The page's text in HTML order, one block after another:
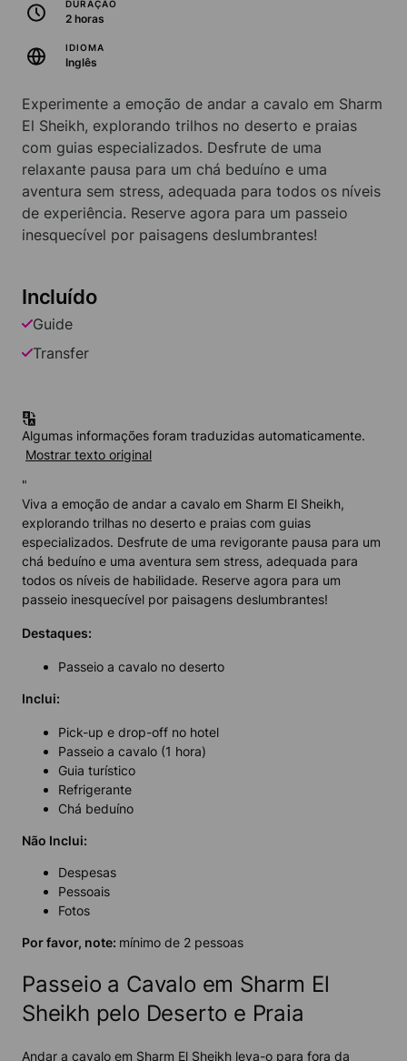
DURAÇÃO
2 horas
IDIOMA
Inglês
Experimente a emoção de andar a cavalo em Sharm
El Sheikh, explorando trilhos no deserto e praias
com guias especializados. Desfrute de uma
relaxante pausa para um chá beduíno e uma
aventura sem stress, adequada para todos os níveis
de experiência. Reserve agora para um passeio
inesquecível por paisagens deslumbrantes!
Incluído
Guide
Transfer
Algumas informações foram traduzidas automaticamente.
Mostrar texto original
"
Viva a emoção de andar a cavalo em Sharm El Sheikh,
explorando trilhas no deserto e praias com guias
especializados. Desfrute de uma revigorante pausa para um
chá beduíno e uma aventura sem stress, adequada para
todos os níveis de habilidade. Reserve agora para um
passeio inesquecível por paisagens deslumbrantes!
Destaques:
Passeio a cavalo no deserto
Inclui:
Pick-up e drop-off no hotel
Passeio a cavalo (1 hora)
Guia turístico
Refrigerante
Chá beduíno
Não Inclui:
Despesas
Pessoais
Fotos
Por favor, note: mínimo de 2 pessoas
Passeio a Cavalo em Sharm El
Sheikh pelo Deserto e Praia
Andar a cavalo em Sharm El Sheikh leva-o para fora da